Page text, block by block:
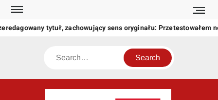
Skip
content
tytuł, zachowujący sens oryginału: Przetestowałem
Search